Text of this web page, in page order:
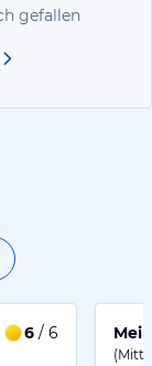
gefallen
6 / 6